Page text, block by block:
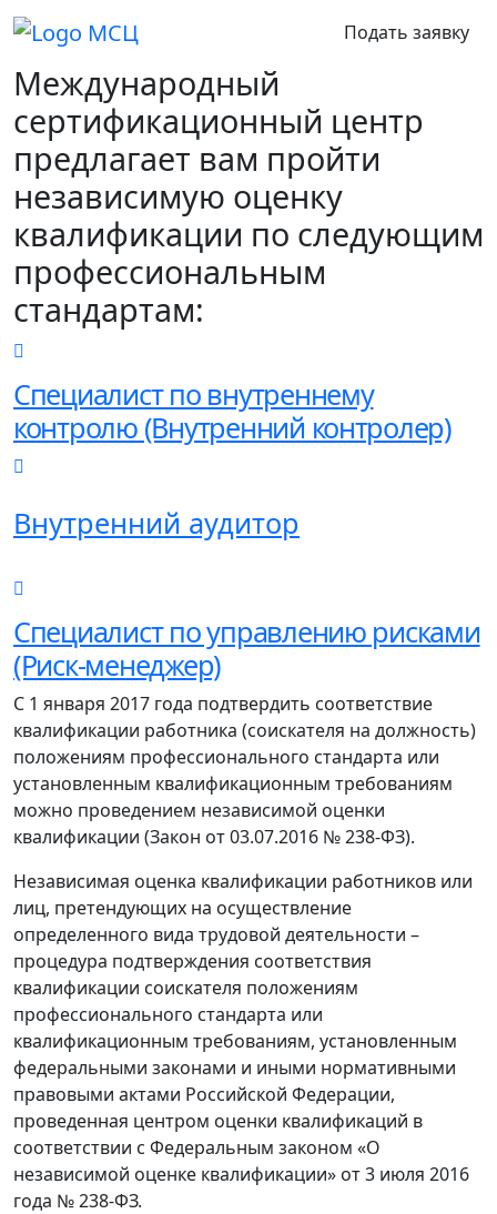
Подать заявку
Международный
сертификационный центр
предлагает вам пройти
независимую оценку
квалификации по следующим
профессиональным
стандартам:
Специалист по внутреннему
контролю (Внутренний контролер)
Внутренний аудитор
Специалист по управлению рисками
(Риск-менеджер)
С 1 января 2017 года подтвердить соответствие
квалификации работника (соискателя на должность)
положениям профессионального стандарта или
установленным квалификационным требованиям
можно проведением независимой оценки
квалификации (Закон от 03.07.2016 № 238-ФЗ).
Независимая оценка квалификации работников или
лиц, претендующих на осуществление
определенного вида трудовой деятельности –
процедура подтверждения соответствия
квалификации соискателя положениям
профессионального стандарта или
квалификационным требованиям, установленным
федеральными законами и иными нормативными
правовыми актами Российской Федерации,
проведенная центром оценки квалификаций в
соответствии с Федеральным законом «О
независимой оценке квалификации» от 3 июля 2016
года № 238-ФЗ.